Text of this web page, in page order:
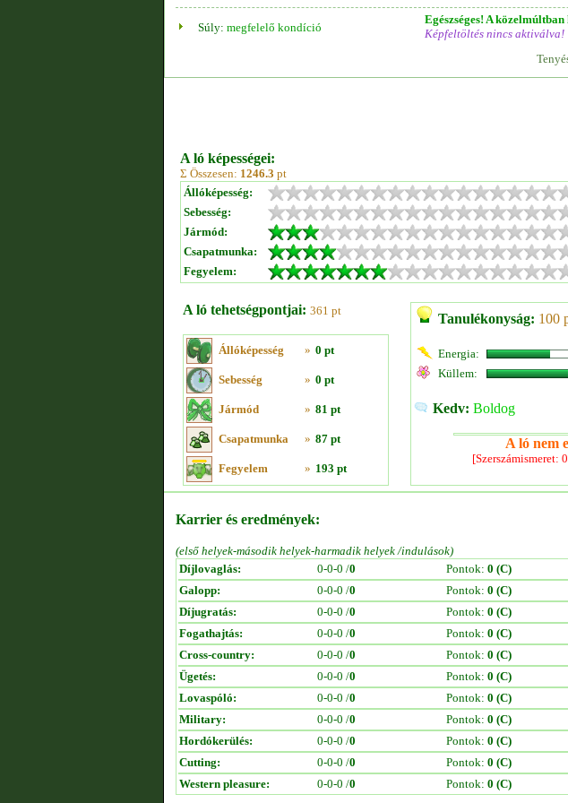
Súly: megfelelő kondíció
Egészséges! A
Képfeltöltés nincs aktiválva!
A ló képességei:
Σ Összesen: 1246.3 pt
Állóképesség:
Sebesség:
Jármód:
Csapatmunka:
Fegyelem:
A ló tehetségpontjai: 361 pt
Állóképesség » 0 pt
Sebesség » 0 pt
Jármód » 81 pt
Csapatmunka » 87 pt
Fegyelem » 193 pt
Tanulékonyság: 100
Energia:
Küllem:
Kedv: Boldog
A ló nem
[Szerszámismeret:
Karrier és eredmények:
(első helyek-második helyek-harmadik helyek /indulások)
Díjlovaglás:
0-0-0 /0 Pontok: 0 (C)
Galopp:
0-0-0 /0 Pontok: 0 (C)
Díjugratás:
0-0-0 /0 Pontok: 0 (C)
Fogathajtás:
0-0-0 /0 Pontok: 0 (C)
Cross-country:
0-0-0 /0 Pontok: 0 (C)
Ügetés:
0-0-0 /0 Pontok: 0 (C)
Lovaspóló:
0-0-0 /0 Pontok: 0 (C)
Military:
0-0-0 /0 Pontok: 0 (C)
Hordókerülés:
0-0-0 /0 Pontok: 0 (C)
Cutting:
0-0-0 /0 Pontok: 0 (C)
Western pleasure:
0-0-0 /0 Pontok: 0 (C)